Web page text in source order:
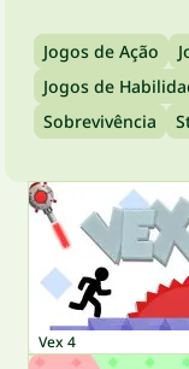
Jogos de Ação
Jogos de
Sobrevivência
Vex 4